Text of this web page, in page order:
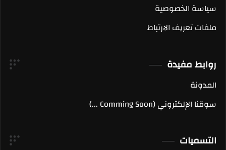
سياسة الخصوصية
ملفات تعريف الارتباط
روابط مفيدة
المدونة
سوقنا الإلكتروني (Comming Soon ...)
التسميات